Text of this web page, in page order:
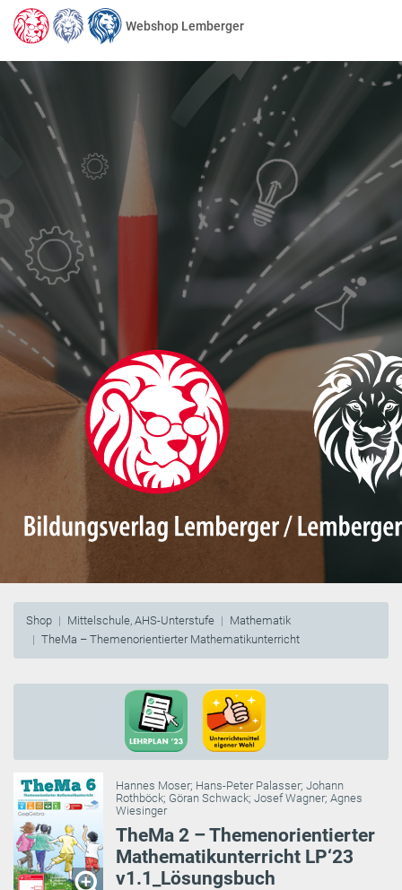
Webshop Lemberger
Shop Mittelschule, AHS-Unterstufe
Mathematik
TheMa – Themenorientierter Mathematikunterricht
Hannes Moser; Hans-Peter Palasser; Johann
Rothböck; Göran Schwack; Josef Wagner; Agnes
Wiesinger
TheMa 2 – Themenorientierter
Mathematikunterricht LP‘23
v1.1_Lösungsbuch